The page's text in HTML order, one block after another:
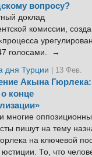
вопросу?
доклад
комиссии,
голосами. →
дня Турции
| 13 Фев.
Акына Гюрлека:
конце
многие
пишут на тему
на ключевой
То, что